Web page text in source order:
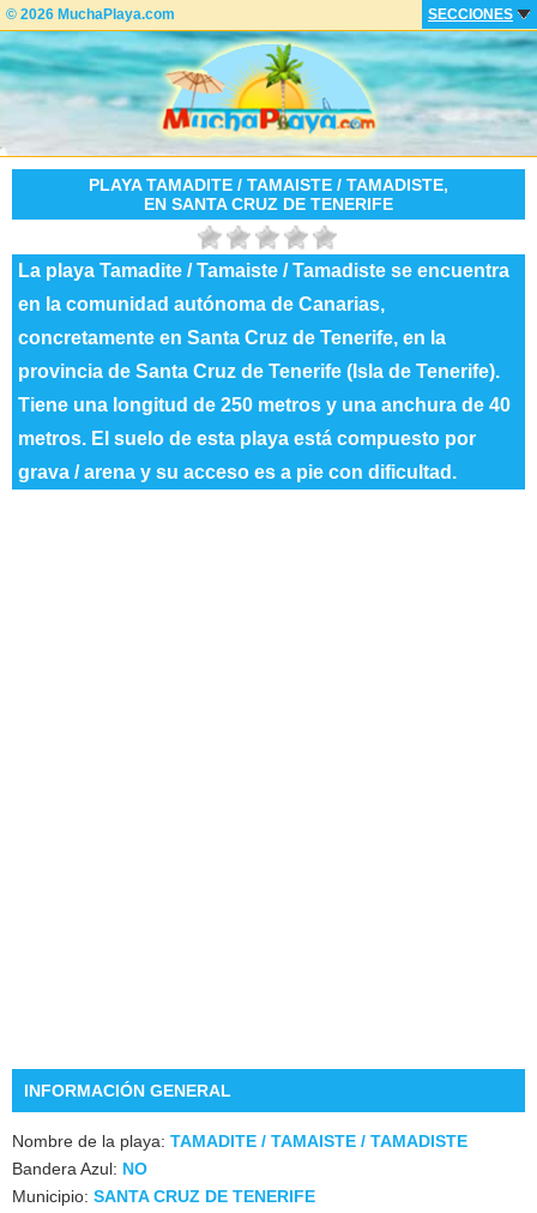
© 2026 MuchaPlaya.com SECCIONES
PLAYA TAMADITE / TAMAISTE / TAMADISTE,
EN SANTA CRUZ DE TENERIFE
La playa Tamadite / Tamaiste / Tamadiste se encuentra
en la comunidad autónoma de Canarias,
concretamente en Santa Cruz de Tenerife, en la
provincia de Santa Cruz de Tenerife (Isla de Tenerife).
Tiene una longitud de 250 metros y una anchura de 40
metros. El suelo de esta playa está compuesto por
grava / arena y su acceso es a pie con dificultad.
INFORMACIÓN GENERAL
Nombre de la playa: TAMADITE / TAMAISTE / TAMADISTE
Bandera Azul: NO
Municipio: SANTA CRUZ DE TENERIFE